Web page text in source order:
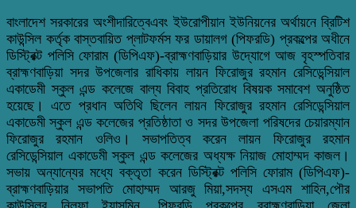
বাংলাদেশ সরকারের অংশীদারিত্বেএবং ইউরোপীয়ান ইউনিয়নের অর্থায়নে ব্রিটিশ
কাউন্সিল কর্তৃক বাস্তবায়িত প্লাটফর্মস ফর ডায়ালগ (পিফরডি) প্রকল্পের অধীনে
ডিস্ট্রিক্ট পলিসি ফোরাম (ডিপিএফ)-ব্রাহ্মণবাড়িয়ার উদ্যোগে আজ বৃহস্পতিবার
ব্রাহ্মণবাড়িয়া সদর উপজেলার রাধিকায় লায়ন ফিরোজুর রহমান রেসিডেন্সিয়াল
একাডেমী স্কুল ‌এন্ড কলেজে বাল্য বিবাহ প্রতিরোধ বিষয়ক সমাবেশ অনুষ্ঠিত
হয়েছে। এতে প্রধান অতিথি ছিলেন লায়ন ফিরোজুর রহমান রেসিডেন্সিয়াল
একাডেমী স্কুল এন্ড কলেজের প্রতিষ্ঠাতা ও সদর ‌উপজেলা পরিষদের চেয়ারম্যান
ফিরোজুর রহমান ওলিও। সভাপতিত্ব করেন লায়ন ফিরোজুর রহমান
রেসিডেন্সিয়াল একাডেমী স্কুল এন্ড কলেজের অধ্যক্ষ নিয়াজ মোহাম্মদ কাজল।
সভায় অন্যান্যের মধ্যে বক্তৃতা করেন ডিস্ট্রিক্ট পলিসি ফোরাম (ডিপিএফ)-
ব্রাহ্মণবাড়িয়ার সভাপতি মোহাম্মদ আরজু মিয়া,সদস্য এসএম শাহিন,পৌর